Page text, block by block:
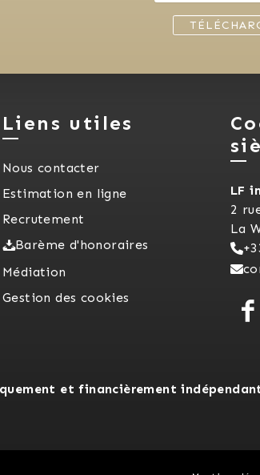
Liens utiles
Nous contacter
Estimation en ligne
Recrutement
Barème d'honoraires
Médiation
Gestion des cookies
LF
2
La
et financièrement